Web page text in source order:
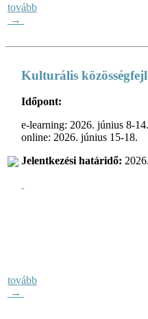
tovább
→
Kulturális
Időpont:
e-learning: 2026. június 8-14.
online: 2026. június 15-18.
Jelentkezési határidő:
tovább
→